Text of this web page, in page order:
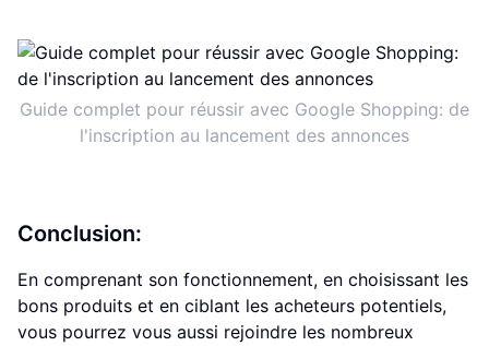
Guide complet pour réussir avec Google Shopping: de
l'inscription au lancement des annonces
Conclusion:
En comprenant son fonctionnement, en choisissant les
bons produits et en ciblant les acheteurs potentiels,
vous pourrez vous aussi rejoindre les nombreux